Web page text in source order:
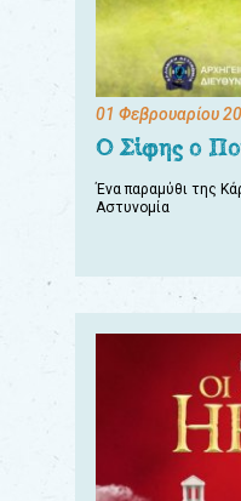
01 Φεβρουαρίου
Ο Σίφης ο
Ένα παραμύθι της
Αστυνομία